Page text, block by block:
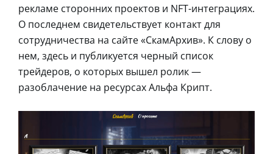
рекламе сторонних проектов и NFT-интеграциях.
О последнем свидетельствует контакт для
сотрудничества на сайте «СкамАрхив». К слову о
нем, здесь и публикуется черный список
трейдеров, о которых вышел ролик —
разоблачение на ресурсах Альфа Крипт.